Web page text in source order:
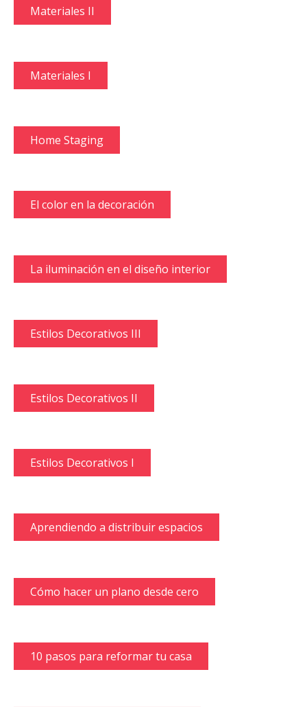
Materiales II
Materiales I
Home Staging
El color en la decoración
La iluminación en el diseño interior
Estilos Decorativos III
Estilos Decorativos II
Estilos Decorativos I
Aprendiendo a distribuir espacios
Cómo hacer un plano desde cero
10 pasos para reformar tu casa